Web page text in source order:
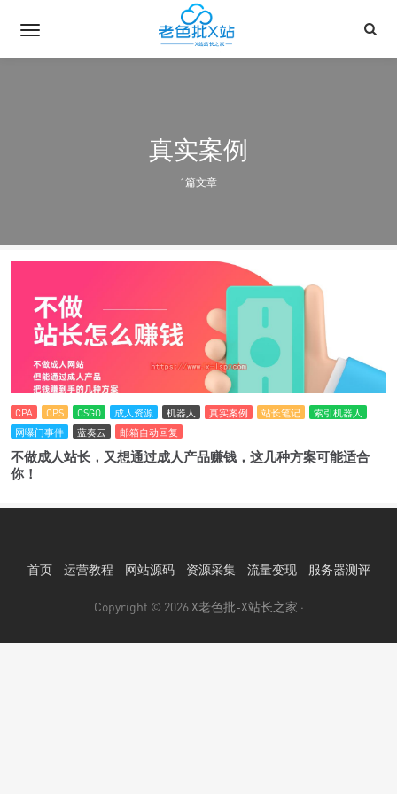
真实案例
1篇文章
CPA CPS CSGO 成人资源 机器人 真实案例 站长笔记
索引机器人
网曝门事件
蓝奏云 邮箱自动回复
不做成人站长，又想通过成人产品赚钱，这几种方案可能适合
你！
首页 运营教程 网站源码 资源采集 流量变现 服务器测评
Copyright © 2026X老色批-X站长之家 ·